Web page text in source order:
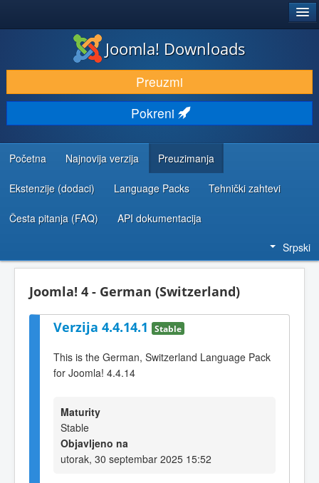
PREUZIMANJE I PROŠIRENJA (EKSTENZIJE)
OTKRIJTE I NAUČITE
ZAJEDNICA I PODRŠKA
RESURSI ZA RAZVOJ
Joomla! Downloads
Preuzmi
Pokreni
Početna Najnovija verzija Preuzimanja
Ekstenzije (dodaci) Language Packs Tehnički zahtevi
Česta pitanja (FAQ) API dokumentacija
Srpski
Joomla! 4 - German (Switzerland)
Verzija 4.4.14.1 Stable
This is the German, Switzerland Language Pack
for Joomla! 4.4.14
Maturity
Stable
Objavljeno na
utorak, 30 septembar 2025 15:52